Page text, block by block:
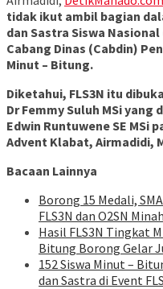
tidak ikut ambil bagian
dan Sastra Siswa
Cabang Dinas (Cabdin)
Minut – Bitung.
Diketahui, FLS3N itu
Dr Femmy Suluh MSi
Edwin Runtuwene SE MSi
Advent Klabat, Airmadidi,
Bacaan Lainnya
Borong 15 Medali,
FLS3N dan O2SN
Hasil FLS3N Tingkat
Bitung Borong Gelar
152 Siswa Minut –
dan Sastra di Event